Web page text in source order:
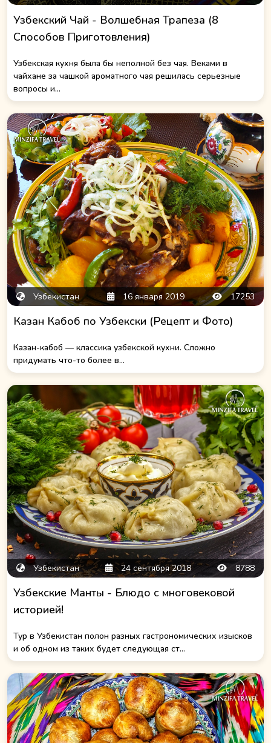
Узбекский Чай - Волшебная Трапеза (8
Способов Приготовления)
Узбекская кухня была бы неполной без чая. Веками в
чайхане за чашкой ароматного чая решилась серьезные
вопросы и...
Узбекистан 16 января 2019 17253
Казан Кабоб по Узбекски (Рецепт и Фото)
Казан-кабоб — классика узбекской кухни. Сложно
придумать что-то более в...
Узбекистан 24 сентября 2018 8788
Узбекские Манты - Блюдо с многовековой
историей!
Тур в Узбекистан полон разных гастрономических изысков
и об одном из таких будет следующая ст...